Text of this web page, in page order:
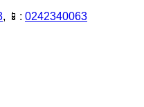
, 📱: 0242340063